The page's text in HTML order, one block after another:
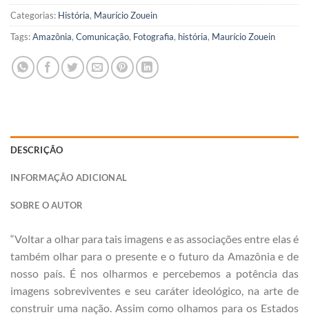
Categorias: História, Maurício Zouein
Tags:Amazônia, Comunicação, Fotografia, história, Maurício Zouein
DESCRIÇÃO
INFORMAÇÃO ADICIONAL
SOBRE O AUTOR
“Voltar a olhar para tais imagens e as associações entre elas é
também olhar para o presente e o futuro da Amazônia e de
nosso país. É nos olharmos e percebemos a potência das
imagens sobreviventes e seu caráter ideológico, na arte de
construir uma nação. Assim como olhamos para os Estados